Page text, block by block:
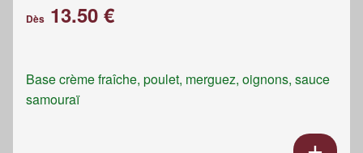
Dès 13.50 €
Base crème fraîche, poulet, merguez, oignons, sauce
samouraï